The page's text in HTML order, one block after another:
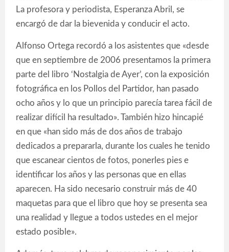
La profesora y periodista, Esperanza Abril, se
encargó de dar la bievenida y conducir el acto.
Alfonso Ortega recordó a los asistentes que «desde
que en septiembre de 2006 presentamos la primera
parte del libro ‘Nostalgia de Ayer’, con la exposición
fotográfica en los Pollos del Partidor, han pasado
ocho años y lo que un principio parecía tarea fácil de
realizar difícil ha resultado». También hizo hincapié
en que «han sido más de dos años de trabajo
dedicados a prepararla, durante los cuales he tenido
que escanear cientos de fotos, ponerles pies e
identificar los años y las personas que en ellas
aparecen. Ha sido necesario construir más de 40
maquetas para que el libro que hoy se presenta sea
una realidad y llegue a todos ustedes en el mejor
estado posible».